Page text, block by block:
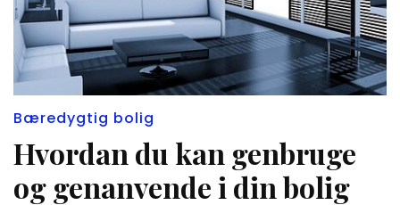
Bæredygtig bolig
Hvordan du kan genbruge
og genanvende i din bolig